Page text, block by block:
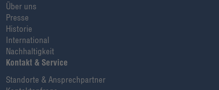
Über uns
Presse
Historie
International
Nachhaltigkeit
Kontakt & Service
Standorte & Ansprechpartner